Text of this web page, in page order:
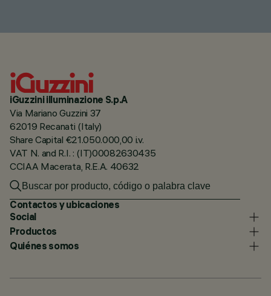
iGuzzini illuminazione S.p.A
Via Mariano Guzzini 37
62019 Recanati (Italy)
Share Capital €21.050.000,00 i.v.
VAT N. and R.I. : (IT)00082630435
CCIAA Macerata, R.E.A. 40632
Contactos y ubicaciones
Social
Productos
Quiénes somos